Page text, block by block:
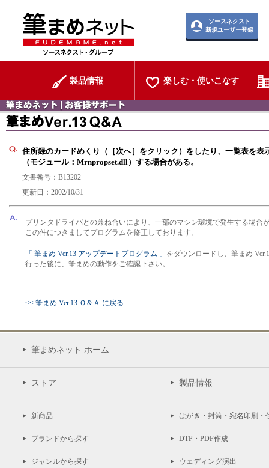
ソースネクスト
新規ユーザー登録
製品情報 楽しむ・使いこなす
住所録のカードめくり（［次へ］をクリック）をしたり、一覧表を表
（モジュール：Mrnpropset.dll）する場合がある。
文書番号：B13202
更新日：2002/10/31
プリンタドライバとの兼ね合いにより、一部のマシン環境で発生する場合
この件につきましてプログラムを修正しております。
「 筆まめ Ver.13 アップデートプログラム 」 をダウンロードし、筆まめ
行った後に、筆まめの動作をご確認下さい。
<< 筆まめ Ver.13 Ｑ＆Ａ に戻る
筆まめネット ホーム
ストア
新商品
ブランドから探す
ジャンルから探す
製品情報
はがき・封筒・宛名印刷・
DTP・PDF作成
ウェディング演出